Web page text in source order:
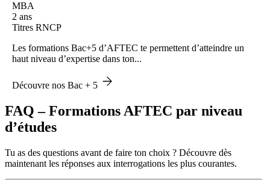
MBA
2 ans
Titres RNCP
Les formations Bac+5 d’AFTEC te permettent d’atteindre un
haut niveau d’expertise dans ton...
Découvre nos Bac + 5
FAQ – Formations AFTEC par niveau
d’études
Tu as des questions avant de faire ton choix ? Découvre dès
maintenant les réponses aux interrogations les plus courantes.